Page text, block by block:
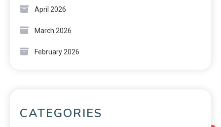
April 2026
March 2026
February 2026
CATEGORIES